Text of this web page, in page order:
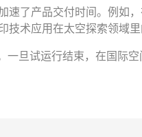
了产品交付时间。例如
术应用在太空探索领域
一旦试运行结束，在国